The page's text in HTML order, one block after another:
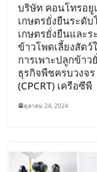
บริษัท คอนโทรอยู
เกษตรยั่งยืนระดั
เกษตรยั่งยืนและ
ข้าวโพดเลี้ยงสัต
การเพาะปลูกข้า
ธุรกิจพืชครบวงจ
(CPCRT) เครือซีพี
ตุลาคม 24, 2024